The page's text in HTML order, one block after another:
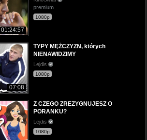
01:24:57
premium
1080p
07:08
TYPY MĘŻCZYZN, których
NIENAWIDZIMY
Lejdis
1080p
Z CZEGO ZREZYGNUJESZ O
PORANKU?
Lejdis
1080p